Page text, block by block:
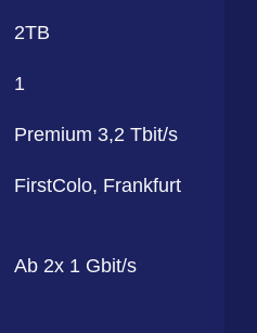
2TB
1
Premium 3,2 Tbit/s
FirstColo, Frankfurt
Ab 2x 1 Gbit/s